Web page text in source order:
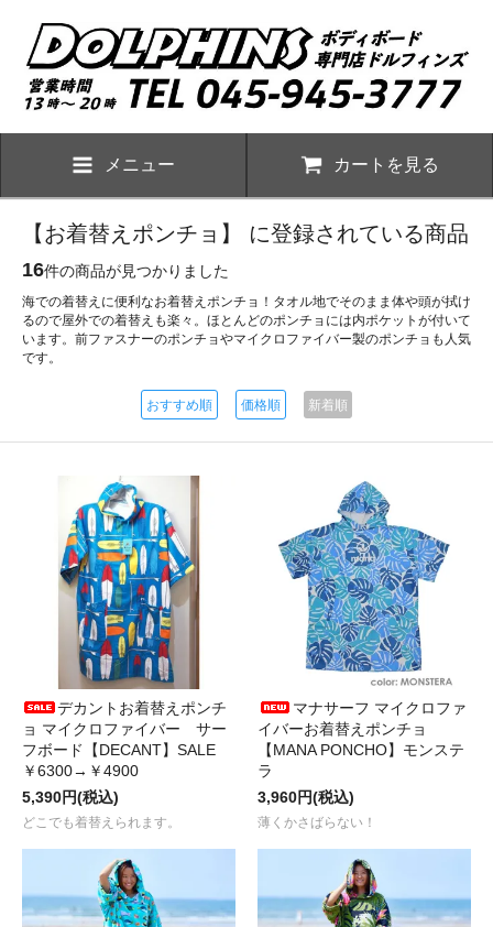
メニュー カートを見る
【お着替えポンチョ】 に登録されている商品
16件の商品が見つかりました
海での着替えに便利なお着替えポンチョ！タオル地でそのまま体や頭が拭け
るので屋外での着替えも楽々。ほとんどのポンチョには内ポケットが付いて
います。前ファスナーのポンチョやマイクロファイバー製のポンチョも人気
です。
おすすめ順 価格順 新着順
デカントお着替えポンチ
ョ マイクロファイバー サー
フボード【DECANT】SALE
￥6300→￥4900
5,390円(税込)
どこでも着替えられます。
マナサーフ マイクロファ
イバーお着替えポンチョ
【MANA PONCHO】モンステ
ラ
3,960円(税込)
薄くかさばらない！